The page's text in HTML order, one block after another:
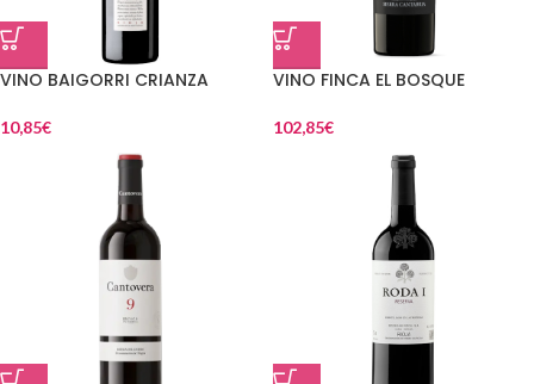
VINO BAIGORRI CRIANZA
10,85€
VINO FINCA EL BOSQUE
102,85€